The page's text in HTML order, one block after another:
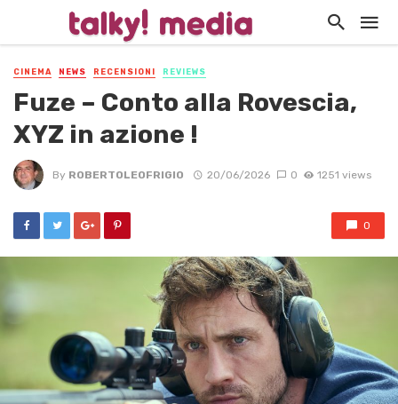
CINEMA NEWS RECENSIONI REVIEWS
Fuze – Conto alla Rovescia,
XYZ in azione !
By ROBERTOLEOFRIGIO 20/06/2026 0 1251 views
0